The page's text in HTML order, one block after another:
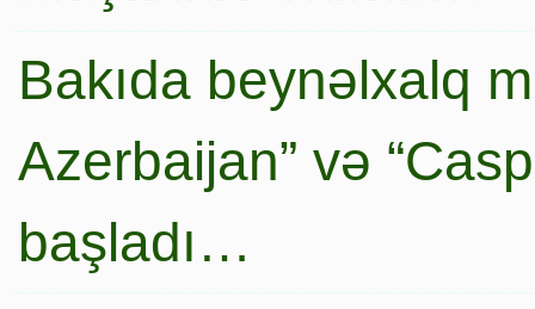
Bakıda beynəlxalq
Azerbaijan” və
başladı…